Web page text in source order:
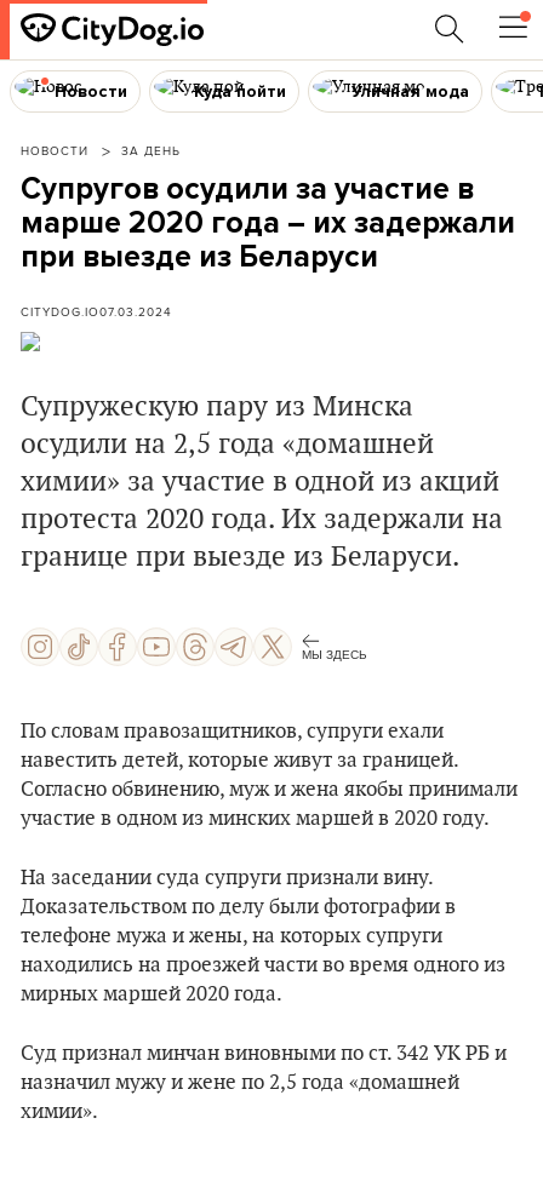
Новости Куда пойти Уличная мода
НОВОСТИ ЗА ДЕНЬ
Супругов осудили за участие в
марше 2020 года – их задержали
при выезде из Беларуси
CITYDOG.IO07.03.2024
Супружескую пару из Минска
осудили на 2,5 года «домашней
химии» за участие в одной из акций
протеста 2020 года. Их задержали на
границе при выезде из Беларуси.
МЫ ЗДЕСЬ
По словам правозащитников, супруги ехали
навестить детей, которые живут за границей.
Согласно обвинению, муж и жена якобы принимали
участие в одном из минских маршей в 2020 году.
На заседании суда супруги признали вину.
Доказательством по делу были фотографии в
телефоне мужа и жены, на которых супруги
находились на проезжей части во время одного из
мирных маршей 2020 года.
Суд признал минчан виновными по ст. 342 УК РБ и
назначил мужу и жене по 2,5 года «домашней
химии».